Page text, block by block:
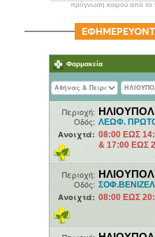
πρόγνωση καιρού από το